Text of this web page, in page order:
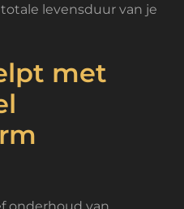
levensduur van je
met